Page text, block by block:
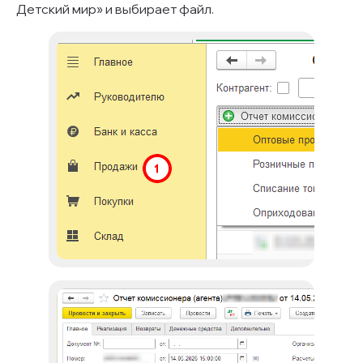
Детский мир» и выбирает файл.